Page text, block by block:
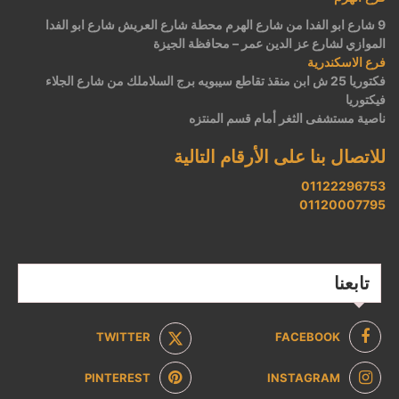
9 شارع ابو الفدا من شارع الهرم محطة شارع العريش شارع ابو الفدا
الموازي لشارع عز الدين عمر – محافظة الجيزة
فرع الاسكندرية
فكتوريا 25 ش ابن منقذ تقاطع سيبويه برج السلاملك من شارع الجلاء
فيكتوريا
ناصية مستشفى الثغر أمام قسم المنتزه
للاتصال بنا على الأرقام التالية
01122296753
01120007795
تابعنا
FACEBOOK
TWITTER
INSTAGRAM
PINTEREST